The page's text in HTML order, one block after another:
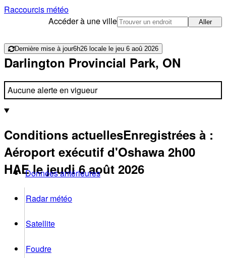
Raccourcis météo
Accéder à une ville
Aller
Dernière mise à jour6h26 locale le jeu 6 aoû 2026
Darlington Provincial Park, ON
Aucune alerte en vigueur
Conditions actuellesEnregistrées à :
Aéroport exécutif d'Oshawa 2h00
HAEle jeudi 6 août 2026
Données antérieures
Radar météo
Satellite
Foudre